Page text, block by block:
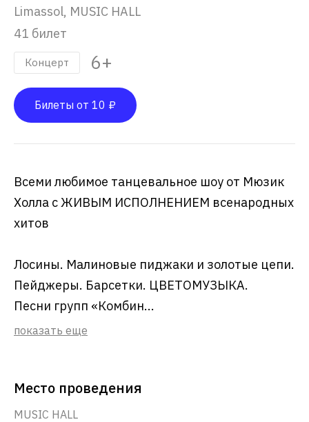
Limassol, MUSIC HALL
41 билет
Концерт 6+
Билеты от 10 ₽
Всеми любимое танцевальное шоу от Мюзик
Холла с ЖИВЫМ ИСПОЛНЕНИЕМ всенародных
хитов
Лосины. Малиновые пиджаки и золотые цепи.
Пейджеры. Барсетки. ЦВЕТОМУЗЫКА.
Песни групп «Комбин...
показать еще
Место проведения
MUSIC HALL